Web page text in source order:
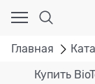
Главная
Купить